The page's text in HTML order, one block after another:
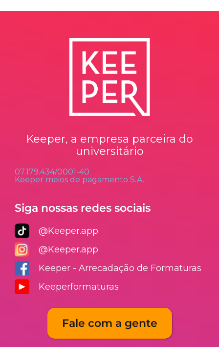
Keeper, a empresa parceira do
universitário
07.179.434/0001-40
Keeper meios de pagamento S.A.
Siga nossas redes sociais
@Keeper.app
@Keeper.app
Keeper - Arrecadação de Formaturas
Keeperformaturas
Fale com a gente